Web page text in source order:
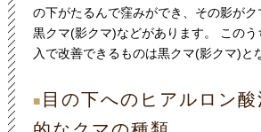
の下がたるんで窪みができ、その影が
黒クマ(影クマ)などがあります。 この
入で改善できるものは黒クマ(影クマ)と
■ 目の下へのヒアルロン